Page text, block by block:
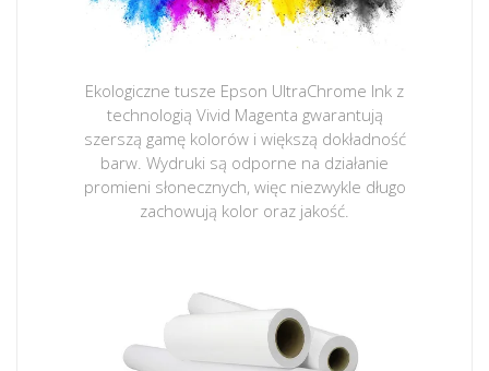
Ekologiczne tusze Epson UltraChrome Ink z
technologią Vivid Magenta gwarantują
szerszą gamę kolorów i większą dokładność
barw. Wydruki są odporne na działanie
promieni słonecznych, więc niezwykle długo
zachowują kolor oraz jakość.